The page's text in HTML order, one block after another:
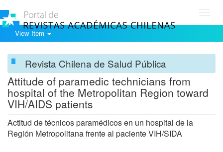
View Item
Revista Chilena de Salud Pública
Attitude of paramedic technicians from
hospital of the Metropolitan Region toward
VIH/AIDS patients
Actitud de técnicos paramédicos en un hospital de la
Región Metropolitana frente al paciente VIH/SIDA